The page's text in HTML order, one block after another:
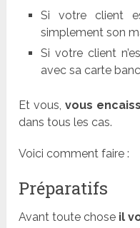
Si votre client
simplement son
Si votre client
avec sa carte
Et vous,vous
dans tous les cas.
Voici comment faire :
Préparatifs
Avant toute chose il